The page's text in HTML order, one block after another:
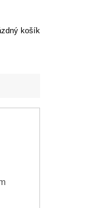
košík